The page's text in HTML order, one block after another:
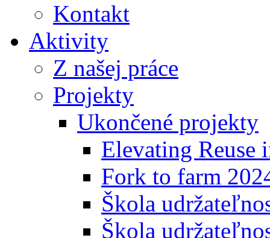
Kontakt
Aktivity
Z našej práce
Projekty
Ukončené projekty
Elevating Reuse
Fork to farm
Škola
Škola